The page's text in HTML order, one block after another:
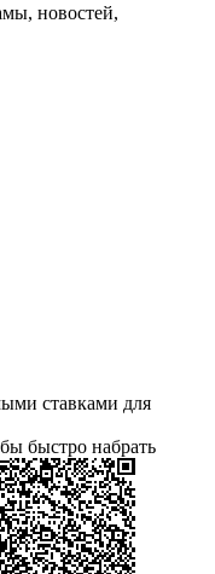
новостей,
ставками для
быстро набрать